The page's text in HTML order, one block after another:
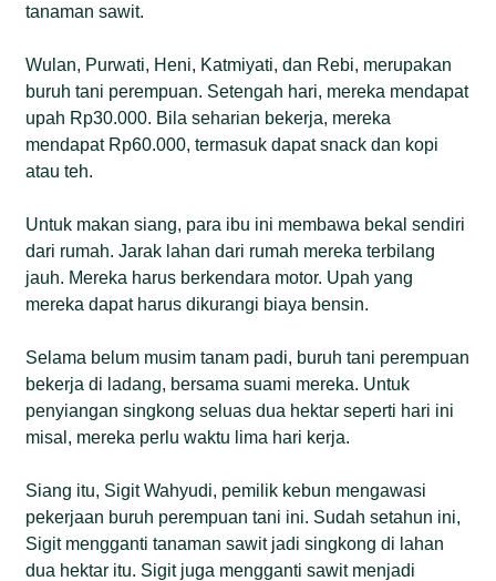
tanaman sawit.
Wulan, Purwati, Heni, Katmiyati, dan Rebi, merupakan
buruh tani perempuan. Setengah hari, mereka mendapat
upah Rp30.000. Bila seharian bekerja, mereka
mendapat Rp60.000, termasuk dapat snack dan kopi
atau teh.
Untuk makan siang, para ibu ini membawa bekal sendiri
dari rumah. Jarak lahan dari rumah mereka terbilang
jauh. Mereka harus berkendara motor. Upah yang
mereka dapat harus dikurangi biaya bensin.
Selama belum musim tanam padi, buruh tani perempuan
bekerja di ladang, bersama suami mereka. Untuk
penyiangan singkong seluas dua hektar seperti hari ini
misal, mereka perlu waktu lima hari kerja.
Siang itu, Sigit Wahyudi, pemilik kebun mengawasi
pekerjaan buruh perempuan tani ini. Sudah setahun ini,
Sigit mengganti tanaman sawit jadi singkong di lahan
dua hektar itu. Sigit juga mengganti sawit menjadi